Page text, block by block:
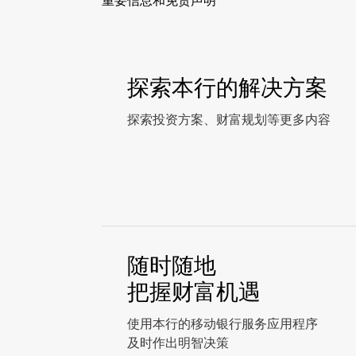
探索本行的解决方案
探索投资方案、财富规划等更多内容
随时随地
把握财富机遇
使用本行的移动银行服务应用程序
及时作出明智决策